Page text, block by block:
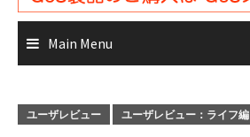
Main Menu
ユーザレビュー ユーザレビュー：ライフ編